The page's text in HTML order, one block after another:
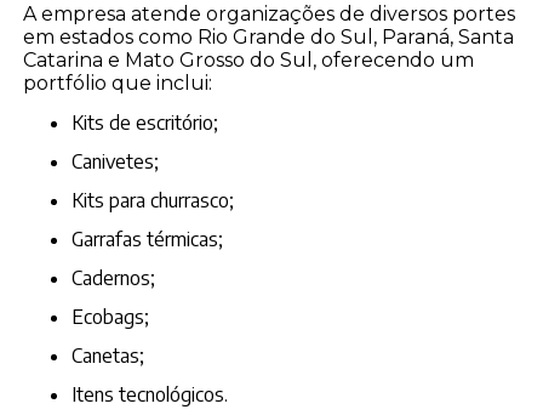
A empresa atende organizações de diversos portes
em estados como Rio Grande do Sul, Paraná, Santa
Catarina e Mato Grosso do Sul, oferecendo um
portfólio que inclui:
kits de escritório;
canivetes;
kits para churrasco;
garrafas térmicas;
cadernos;
ecobags;
canetas;
itens tecnológicos.